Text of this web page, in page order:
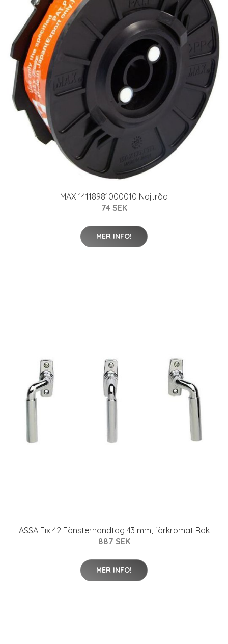
MAX 14118981000010 Najtråd
74 SEK
MER INFO!
ASSA Fix 42 Fönsterhandtag 43 mm, förkromat Rak
887 SEK
MER INFO!